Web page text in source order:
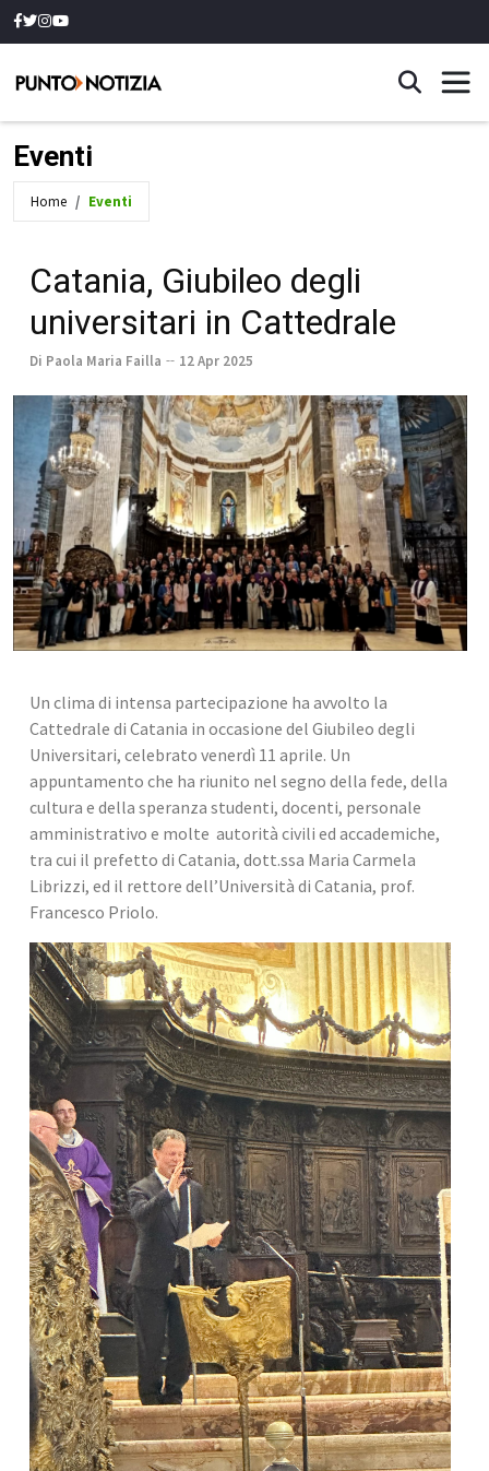
Eventi
Home Eventi
Catania, Giubileo degli
universitari in Cattedrale
Di Paola Maria Failla 12 Apr 2025
Un clima di intensa partecipazione ha avvolto la
Cattedrale di Catania in occasione del Giubileo degli
Universitari, celebrato venerdì 11 aprile. Un
appuntamento che ha riunito nel segno della fede, della
cultura e della speranza studenti, docenti, personale
amministrativo e molte  autorità civili ed accademiche,
tra cui il prefetto di Catania, dott.ssa Maria Carmela
Librizzi, ed il rettore dell’Università di Catania, prof.
Francesco Priolo.